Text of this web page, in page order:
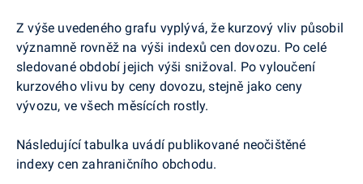
Z výše uvedeného grafu vyplývá, že kurzový vliv působil
významně rovněž na výši indexů cen dovozu. Po celé
sledované období jejich výši snižoval. Po vyloučení
kurzového vlivu by ceny dovozu, stejně jako ceny
vývozu, ve všech měsících rostly.
Následující tabulka uvádí publikované neočištěné
indexy cen zahraničního obchodu.